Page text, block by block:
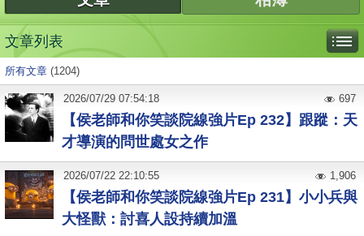
文章列表
所有文章 (1204)
【侯老師和你笑談院線強片Ep 232】跟蹤：天
才導演的問世處女之作
2026/07/29 07:54:18 697
【侯老師和你笑談院線強片Ep 231】小小兵與
大怪獸：討喜人設持續加溫
2026/07/22 22:10:55 1,906